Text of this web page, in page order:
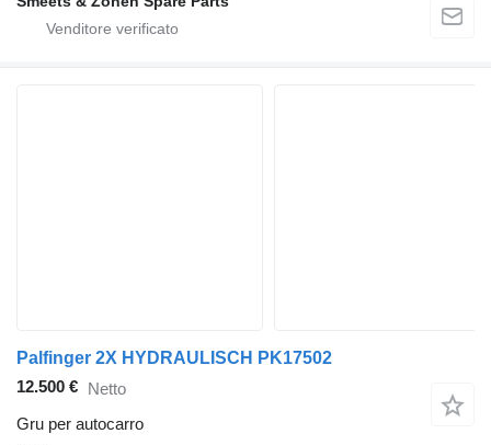
Palfinger 2X HYDRAULISCH PK17502
12.500 € Netto
Gru per autocarro